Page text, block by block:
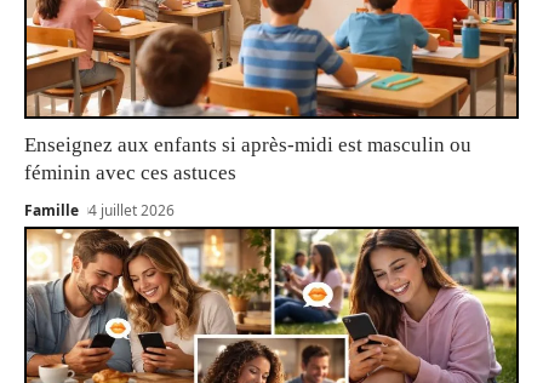
Enseignez aux enfants si après-midi est masculin ou
féminin avec ces astuces
Famille 4 juillet 2026